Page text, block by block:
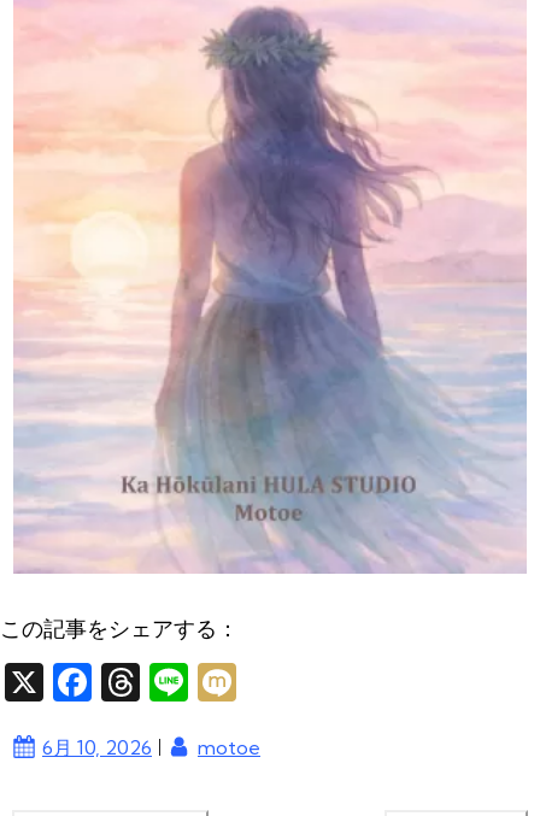
この記事をシェアする：
X
F
c
T
e
Li
e
6月 10, 2026 | motoe